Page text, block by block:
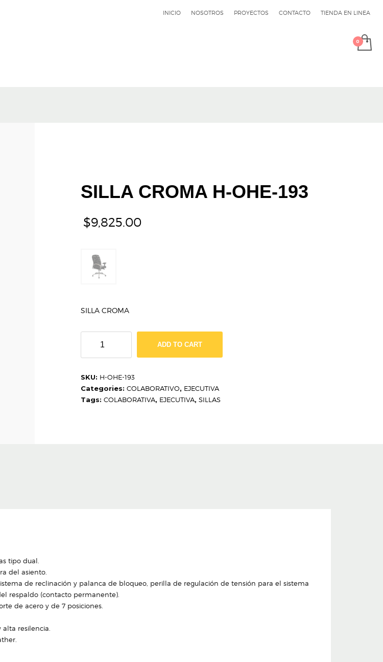
INICIO NOSOTROS PROYECTOS CONTACTO TIENDA EN LINEA
SILLA CROMA H-OHE-193
$9,825.00
SILLA CROMA
CROMA
H-
193
quantity
ADD TO CART
SKU: H-OHE-193
Categories: COLABORATIVO, EJECUTIVA
Tags: COLABORATIVA, EJECUTIVA, SILLAS
tipo dual.
del asiento.
de reclinación y palanca de bloqueo, perilla de regulación de tensión para el sistema
respaldo (contacto permanente).
de acero y de 7 posiciones.
resilencia.